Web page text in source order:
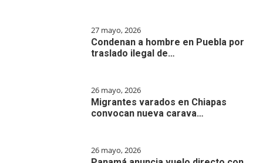
27 mayo, 2026
Condenan a hombre en Puebla por
traslado ilegal de…
26 mayo, 2026
Migrantes varados en Chiapas
convocan nueva carava…
26 mayo, 2026